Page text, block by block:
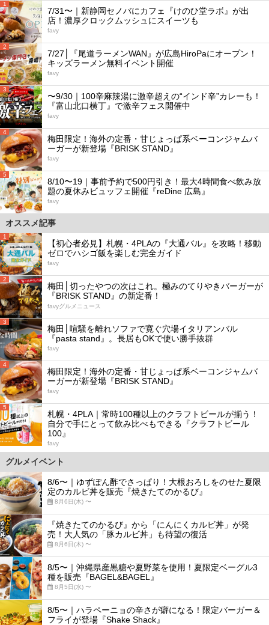
1
7/31〜｜新静岡セノバにカフェ『けのひ堂ラボ』が出
店！濃厚クロックムッシュにスイーツも
favy
2
7/27│『尾道ラーメンWAN』が広島HiroPaにオープン！
キッズラーメン無料イベント開催
favy
3
〜9/30｜100辛麻辣湯に激辛超えの“インド辛”カレーも！
『富山北口横丁』で激辛フェス開催中
favy
4
梅田限定！海外の定番・甘じょっぱ系ベーコンジャムバ
ーガーが新登場『BRISK STAND』
favy
5
8/10〜19｜事前予約で500円引き！最大4時間食べ飲み放
題の夏休みビュッフェ開催『reDine 広島』
favy
オススメ記事
1
【初心者必見】札幌・4PLAの『大通バル』を攻略！移動
ゼロでハシゴ飯を楽しむ完全ガイド
favy
2
梅田│切ったやつの次はこれ。極みのてりやきバーガーが
『BRISK STAND』の新定番！
favyグルメニュース
3
梅田│喧騒を離れソファで寛ぐ穴場イタリアンバル
『pasta stand』。長居もOKで使い勝手抜群
favy
4
梅田限定！海外の定番・甘じょっぱ系ベーコンジャムバ
ーガーが新登場『BRISK STAND』
favy
5
札幌・4PLA｜常時100種以上のクラフトビールが揃う！
自分で手にとって飲み比べもできる『クラフトビール
100』
favy
グルメイベント
8/6〜｜ゆずぽん酢でさっぱり！大根おろしをのせた夏限
定のカルビ丼を販売『焼きたてのかるび』
8月6日(木) 〜
『焼きたてのかるび』から「にんにくカルビ丼」が発
売！大人気の「豚カルビ丼」も待望の復活
8月6日(木) 〜
8/5〜｜沖縄県産黒糖や夏野菜を使用！夏限定ベーグル3
種を販売『BAGEL&BAGEL』
8月5日(水) 〜
8/5〜｜ハラペーニョの辛さが癖になる！限定バーガー＆
フライが登場『Shake Shack』